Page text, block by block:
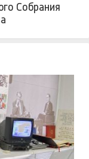
Собрания